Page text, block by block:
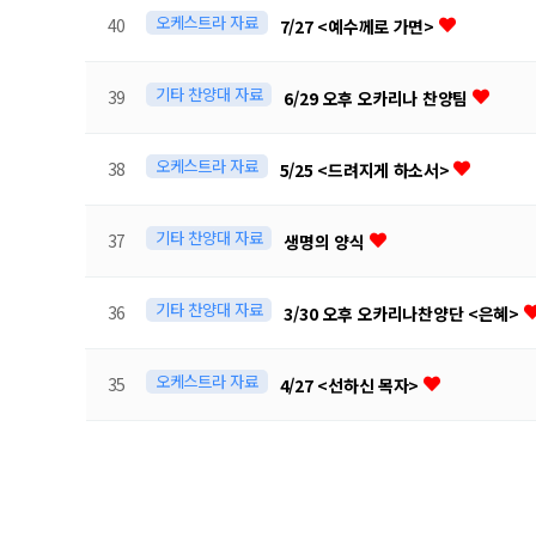
40 오케스트라 자료 7/27 <예수께로 가면>
39 기타 찬양대 자료 6/29 오후 오카리나 찬양팀
38 오케스트라 자료 5/25 <드려지게 하소서>
37 기타 찬양대 자료 생명의 양식
36 기타 찬양대 자료 3/30 오후 오카리나찬양단 <은혜>
35 오케스트라 자료 4/27 <선하신 목자>